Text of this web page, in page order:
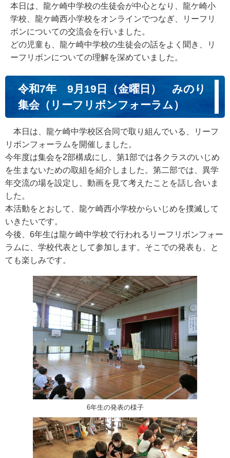
本日は、龍ケ崎中学校の生徒会が中心となり、龍ケ崎小
学校、龍ケ崎西小学校をオンラインでつなぎ、リーフリ
ボンについての交流会を行いました。
どの児童も、龍ケ崎中学校の生徒会の話をよく聞き、リ
ーフリボンについての理解を深めていました。
令和7年 9月19日（金曜日） みのり
集会（リーフリボンフォーラム）
本日は、龍ケ崎中学校区合同で取り組んでいる、リーフ
リボンフォーラムを開催しました。
今年度は集会を2部構成にし、第1部では各クラスのいじめ
を生まないための取組を紹介しました。第二部では、異学
年交流の場を設定し、動画を見て考えたことを話し合いま
した。
本活動をとおして、龍ケ崎西小学校からいじめを撲滅して
いきたいです。
今後、6年生は龍ケ崎中学校で行われるリーフリボンフォー
ラムに、学校代表として参加します。そこでの発表も、と
ても楽しみです。
6年生の発表の様子